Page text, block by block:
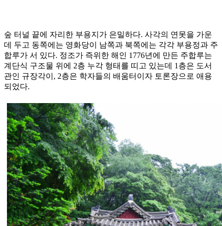
숲 터널 끝에 자리한 부용지가 은밀하다. 사각의 연못을 가운
데 두고 동쪽에는 영화당이 남쪽과 북쪽에는 각각 부용정과 주
합루가 서 있다. 정조가 즉위한 해인 1776년에 만든 주합루는
계단식 구조물 위에 2층 누각 형태를 띠고 있는데 1층은 도서
관인 규장각이, 2층은 학자들의 배움터이자 토론장으로 애용
되었다.